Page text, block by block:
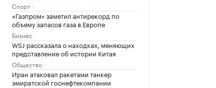
Спорт
«Газпром» заметил антирекорд по
объему запасов газа в Европе
Бизнес
WSJ рассказала о находках, меняющих
представление об истории Китая
Общество
Иран атаковал ракетами танкер
эмиратской госнефтекомпании